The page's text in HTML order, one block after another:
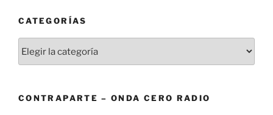
CATEGORÍAS
CONTRAPARTE – ONDA CERO RADIO